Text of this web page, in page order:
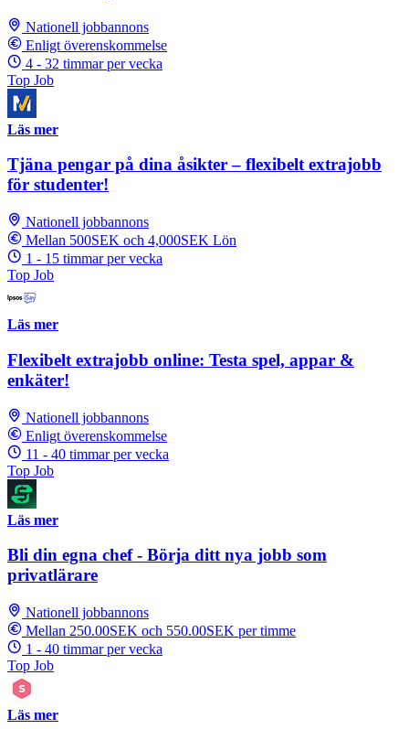
Nationell jobbannons
Enligt överenskommelse
4 - 32 timmar per vecka
Top Job
Läs mer
Tjäna pengar på dina åsikter – flexibelt extrajobb
för studenter!
Nationell jobbannons
Mellan 500SEK och 4,000SEK Lön
1 - 15 timmar per vecka
Top Job
Läs mer
Flexibelt extrajobb online: Testa spel, appar &
enkäter!
Nationell jobbannons
Enligt överenskommelse
11 - 40 timmar per vecka
Top Job
Läs mer
Bli din egna chef - Börja ditt nya jobb som
privatlärare
Nationell jobbannons
Mellan 250.00SEK och 550.00SEK per timme
1 - 40 timmar per vecka
Top Job
Läs mer